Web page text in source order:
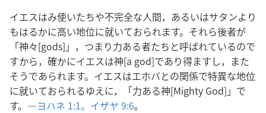
イエスはみ使いたちや不完全な人間，あるいはサタンより
もはるかに高い地位に就いておられます。それら後者が
「神々[gods]」，つまり力ある者たちと呼ばれているので
すから，確かにイエスは神[a god]であり得ますし，また
そうであられます。イエスはエホバとの関係で特異な地位
に就いておられるゆえに，「力ある神[Mighty God]」で
す。―ヨハネ 1:1。 イザヤ 9:6。